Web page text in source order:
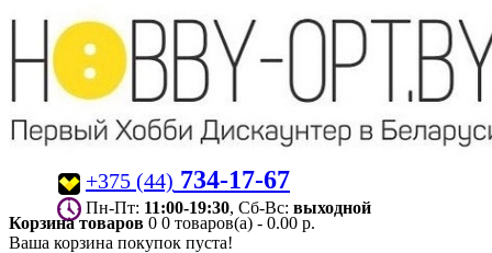
+375 (44) 734-17-67
Пн-Пт: 11:00-19:30 , Сб-Вс: выходной
Корзина товаров 0 0 товаров(а) - 0.00 р.
Ваша корзина покупок пуста!